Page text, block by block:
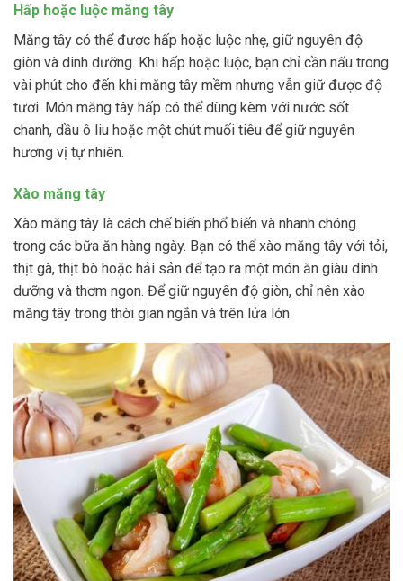
Hấp hoặc luộc măng tây
Măng tây có thể được hấp hoặc luộc nhẹ, giữ nguyên độ
giòn và dinh dưỡng. Khi hấp hoặc luộc, bạn chỉ cần nấu trong
vài phút cho đến khi măng tây mềm nhưng vẫn giữ được độ
tươi. Món măng tây hấp có thể dùng kèm với nước sốt
chanh, dầu ô liu hoặc một chút muối tiêu để giữ nguyên
hương vị tự nhiên.
Xào măng tây
Xào măng tây là cách chế biến phổ biến và nhanh chóng
trong các bữa ăn hàng ngày. Bạn có thể xào măng tây với tỏi,
thịt gà, thịt bò hoặc hải sản để tạo ra một món ăn giàu dinh
dưỡng và thơm ngon. Để giữ nguyên độ giòn, chỉ nên xào
măng tây trong thời gian ngắn và trên lửa lớn.